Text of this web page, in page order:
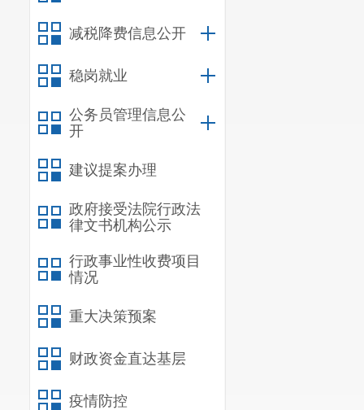
减税降费信息公开
稳岗就业
公务员管理信息公
开
建议提案办理
政府接受法院行政法
律文书机构公示
行政事业性收费项目
情况
重大决策预案
财政资金直达基层
疫情防控